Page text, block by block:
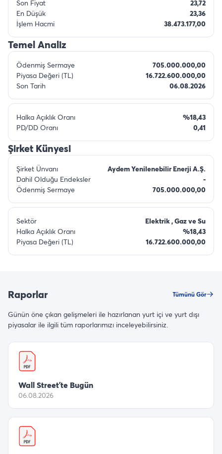
Son Fiyat
23,72
En Düşük
23,36
İşlem Hacmi
38.473.177,00
Temel Analiz
Ödenmiş Sermaye
705.000.000,00
Piyasa Değeri (TL)
16.722.600.000,00
Son Tarih
06.08.2026
Halka Açıklık Oranı
%18,43
PD/DD Oranı
0,41
Şirket Künyesi
Şirket Ünvanı
Aydem Yenilenebilir Enerji A.Ş.
Dahil Olduğu Endeksler
-
Ödenmiş Sermaye
705.000.000,00
Sektör
Elektrik , Gaz ve Su
Halka Açıklık Oranı
%18,43
Piyasa Değeri (TL)
16.722.600.000,00
Raporlar Tümünü Gör
Günün öne çıkan gelişmeleri ile hazırlanan yurt içi ve yurt dışı
piyasalar ile ilgili tüm raporlarımızı inceleyebilirsiniz.
Wall Street’te Bugün
06.08.2026